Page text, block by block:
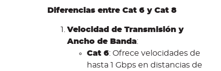
Diferencias entre Cat 6 y Cat 8
Velocidad de Transmisión y
Ancho de Banda:
Cat 6: Ofrece velocidades de
hasta 1 Gbps en distancias de